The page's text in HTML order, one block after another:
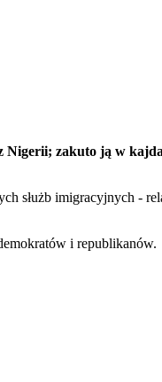
Nigerii; zakuto ją w
służb imigracyjnych -
i republikanów.